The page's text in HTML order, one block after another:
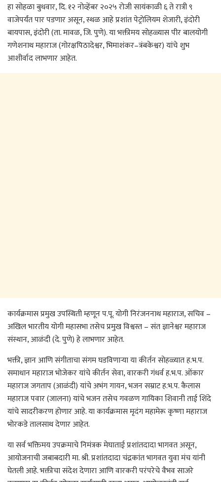
हा सोहळा बुधवार, दि. १२ नोव्हेंबर २०२५ रोजी सायंकाळी ६ ते रात्री ९
वाजेपर्यंत पार पडणार असून, स्थळ आहे प्रशांत पेट्रोलियम शेजारी, इंदोरी
बायपास, इंदोरी (ता. मावळ, जि. पुणे). या भक्तीमय सोहळ्यास पीर बालयोगी
गणेशनाथ महाराज (गोरक्षपिठादेश्वर, भिमाशंकर–त्रंबकेश्वर) यांचे शुभ
आशीर्वाद लाभणार आहेत.
कार्यक्रमास प्रमुख उपस्थिती म्हणून प.पू. योगी निरंजननाथ महाराज, सचिव –
अखिल भारतीय योगी महासभा तसेच प्रमुख विश्वस्त – संत ज्ञानेश्वर महाराज
संस्थान, आळंदी (दे. पुणे) हे लाभणार आहेत.
भक्ती, ज्ञान आणि संगीताचा संगम घडविणाऱ्या या कीर्तन सोहळ्यात ह.भ.प.
समाधान महाराज भोजेकर यांचे कीर्तन सेवा, वारकरी गंधर्व ह.भ.प. ओंकार
महाराज जगताप (आळंदी) यांचे अभंग गायन, भजन सम्राट ह.भ.प. कैलास
महाराज पवार (जालना) यांचे भजन तसेच गवळण गायिका शिवानी ताई शिंदे
यांचे सादरीकरण होणार आहे. या कार्यक्रमास मृदंग महामेरू कृष्णा महाराज
भोरकडे तालसाथ देणार आहेत.
या सर्व भक्तिमय उपक्रमाचे निमंत्रक मेघाताई प्रशांतदादा भागवत असून,
आयोजनाची जबाबदारी मा. श्री. प्रशांतदादा चंद्रकांत भागवत युवा मंच यांनी
घेतली आहे. भक्तीचा संदेश देणारा आणि वारकरी परंपरेचे वैभव साजरे